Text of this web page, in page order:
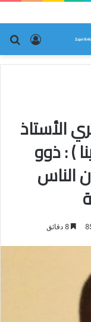
تسجيل
الدخول
الأستاذ
) : ذوو
الناس